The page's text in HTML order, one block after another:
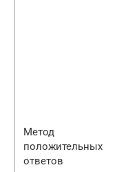
Метод
положительных
ответов